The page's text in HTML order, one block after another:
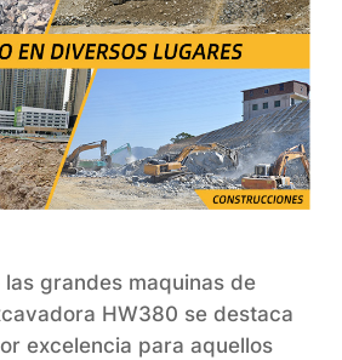
las grandes maquinas de
HW380 se destaca
excelencia para aquellos